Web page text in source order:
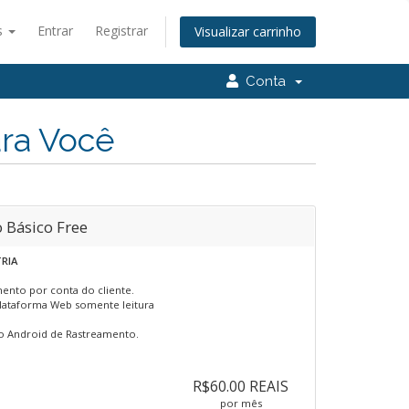
Entrar Registrar Visualizar carrinho
Conta
Você
Básico Free
por conta do cliente.
Web somente leitura
Android de Rastreamento.
R$60.00 REAIS
por mês